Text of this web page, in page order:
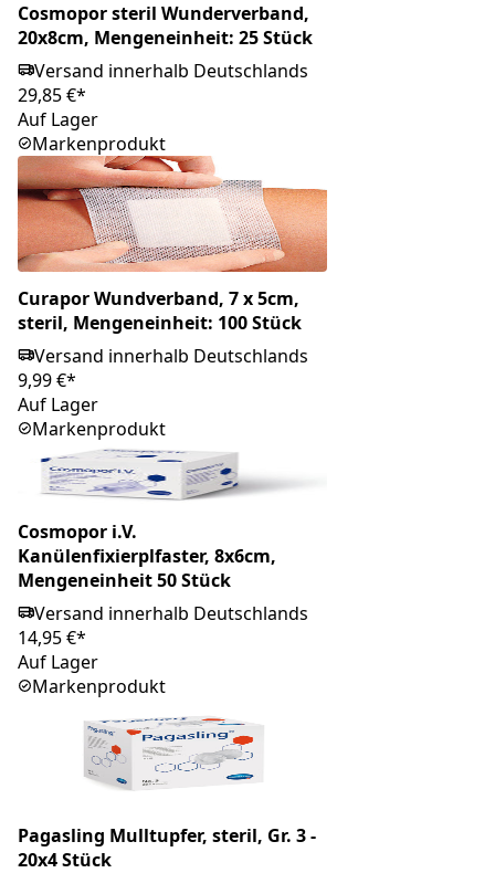
Cosmopor steril Wunderverband,
20x8cm, Mengeneinheit: 25 Stück
Versand innerhalb Deutschlands
29,85 €*
Auf Lager
Markenprodukt
Curapor Wundverband, 7 x 5cm,
steril, Mengeneinheit: 100 Stück
Versand innerhalb Deutschlands
9,99 €*
Auf Lager
Markenprodukt
Cosmopor i.V.
Kanülenfixierplfaster, 8x6cm,
Mengeneinheit 50 Stück
Versand innerhalb Deutschlands
14,95 €*
Auf Lager
Markenprodukt
Pagasling Mulltupfer, steril, Gr. 3 -
20x4 Stück